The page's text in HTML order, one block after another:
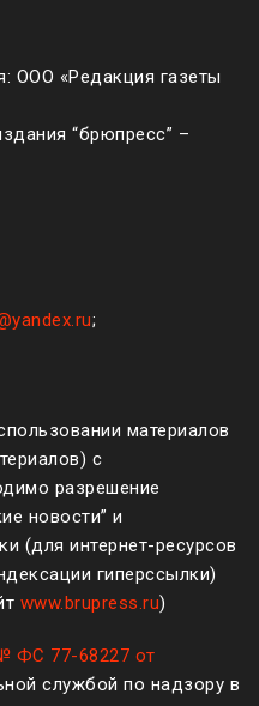
ООО «Редакция газеты
“брюпресс” –
;
материалов
с
разрешение
новости” и
(для интернет-ресурсов
гиперссылки)
www.brupress.ru)
ФС 77-68227 от
службой по надзору в